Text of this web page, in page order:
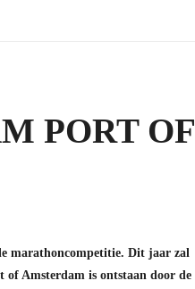
PORT OF
marathoncompetitie. Dit jaar zal
of Amsterdam is ontstaan door de